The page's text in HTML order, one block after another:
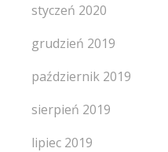
styczeń 2020
grudzień 2019
październik 2019
sierpień 2019
lipiec 2019